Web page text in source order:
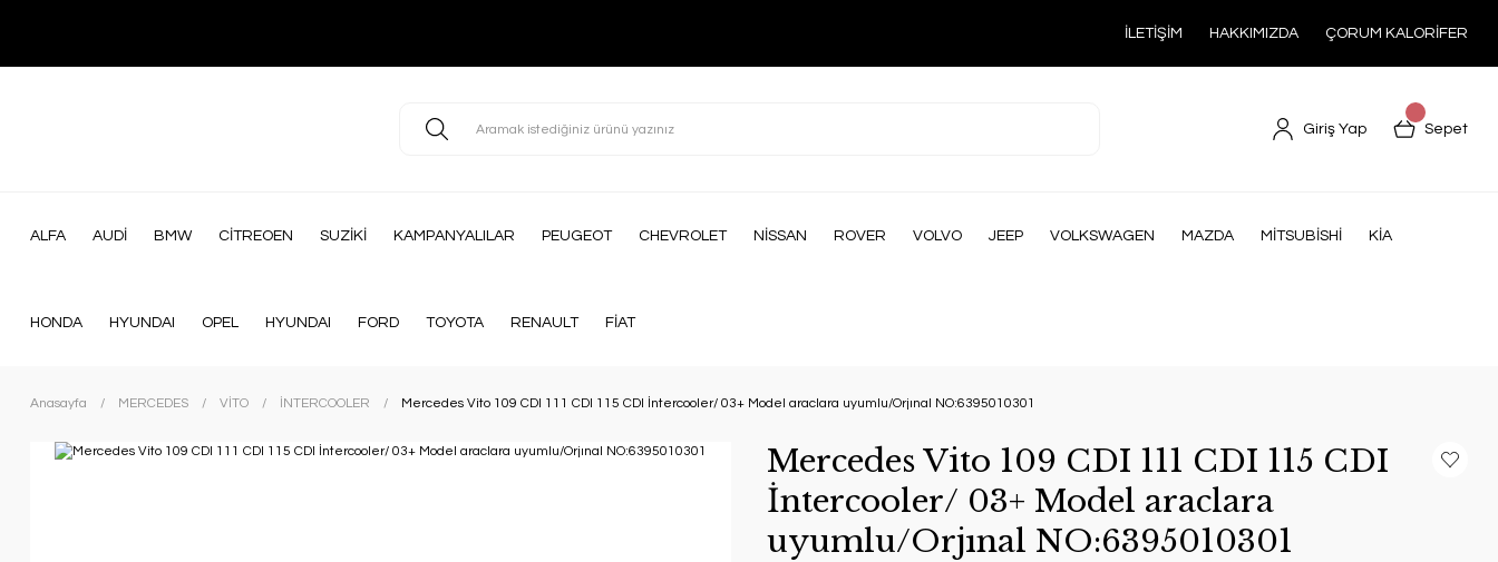
İLETİŞİM HAKKIMIZDA ÇORUM KALORİFER
Giriş Yap Sepet
ALFA AUDİ BMW CİTREOEN SUZİKİ KAMPANYALILAR PEUGEOT CHEVROLET NİSSAN ROVER VOLVO JEEP VOLKSWAGEN MAZDA MİTSUBİSHİ KİA
HONDA HYUNDAI OPEL HYUNDAI FORD TOYOTA RENAULT FİAT
Anasayfa MERCEDES VİTO İNTERCOOLER Mercedes Vito 109 CDI 111 CDI 115 CDI İntercooler/ 03+ Model araclara uyumlu/Orjınal NO:6395010301
Mercedes Vito 109 CDI 111 CDI 115 CDI
İntercooler/ 03+ Model araclara
uyumlu/Orjınal NO:6395010301